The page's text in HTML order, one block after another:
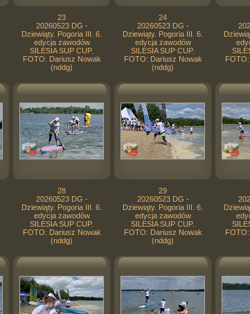
23
20260523 DG -
Dziewiąty. Pogoria III. 6.
edycja zawodów
SILESIA SUP CUP.
FOTO: Dariusz Nowak
(nddg)
24
20260523 DG -
Dziewiąty. Pogoria III. 6.
edycja zawodów
SILESIA SUP CUP.
FOTO: Dariusz Nowak
(nddg)
28
20260523 DG -
Dziewiąty. Pogoria III. 6.
edycja zawodów
SILESIA SUP CUP.
FOTO: Dariusz Nowak
(nddg)
29
20260523 DG -
Dziewiąty. Pogoria III. 6.
edycja zawodów
SILESIA SUP CUP.
FOTO: Dariusz Nowak
(nddg)